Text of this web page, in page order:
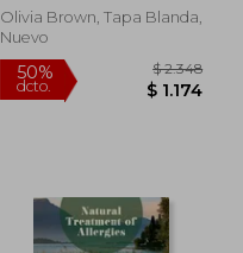
to build healthy
habits (en Inglés)
Olivia Brown, Tapa Blanda,
Nuevo